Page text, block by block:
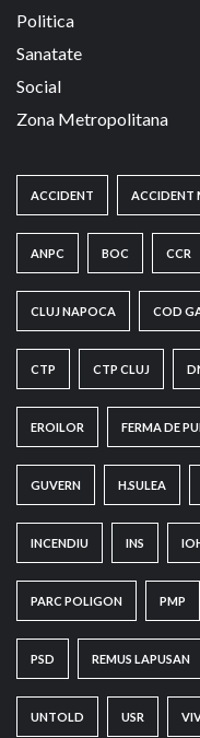
Politica
Sanatate
Social
Zona Metropolitana
ACCIDENT ACCIDENT
ANPC BOC CCR
CLUJ NAPOCA COD
CTP CTP CLUJ
EROILOR FERMA DE
GUVERN H.SULEA
INCENDIU INS
PARC POLIGON PMP
PSD REMUS LAPUSAN
UNTOLD USR